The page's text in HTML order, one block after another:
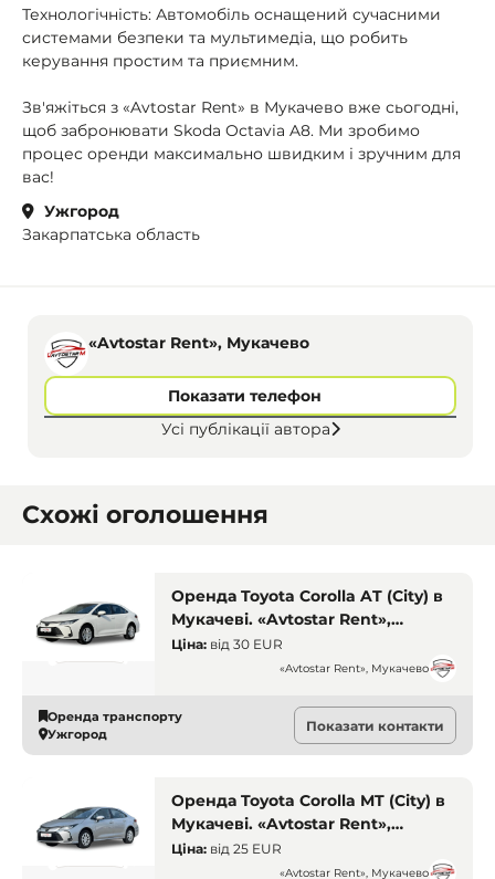
Технологічність: Автомобіль оснащений сучасними
системами безпеки та мультимедіа, що робить
керування простим та приємним.
Зв'яжіться з «Avtostar Rent» в Мукачево вже сьогодні,
щоб забронювати Skoda Octavia A8. Ми зробимо
процес оренди максимально швидким і зручним для
вас!
Ужгород
Закарпатська область
«Avtostar Rent», Мукачево
Показати телефон
Усі публікації автора
Схожі оголошення
Оренда Toyota Corolla AT (City) в
Мукачеві. «Avtostar Rent»,
Мукачево. Оренда авто Мукачево
Ціна: від 30 EUR
«Avtostar Rent», Мукачево
Оренда транспорту
Ужгород
Показати контакти
Оренда Toyota Corolla MT (City) в
Мукачеві. «Avtostar Rent»,
Мукачево. Оренда авто Мукачево
Ціна: від 25 EUR
«Avtostar Rent», Мукачево